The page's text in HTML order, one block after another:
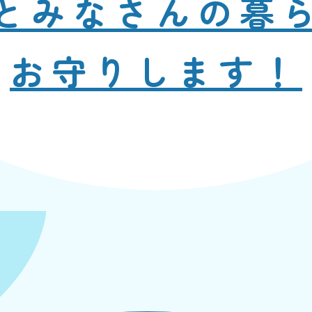
みなさんの暮
お守りします！